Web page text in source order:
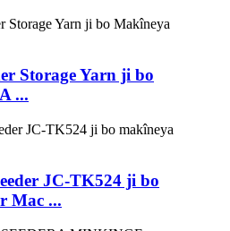
Storage Yarn ji bo
...
JC-TK524 ji bo
Mac ...